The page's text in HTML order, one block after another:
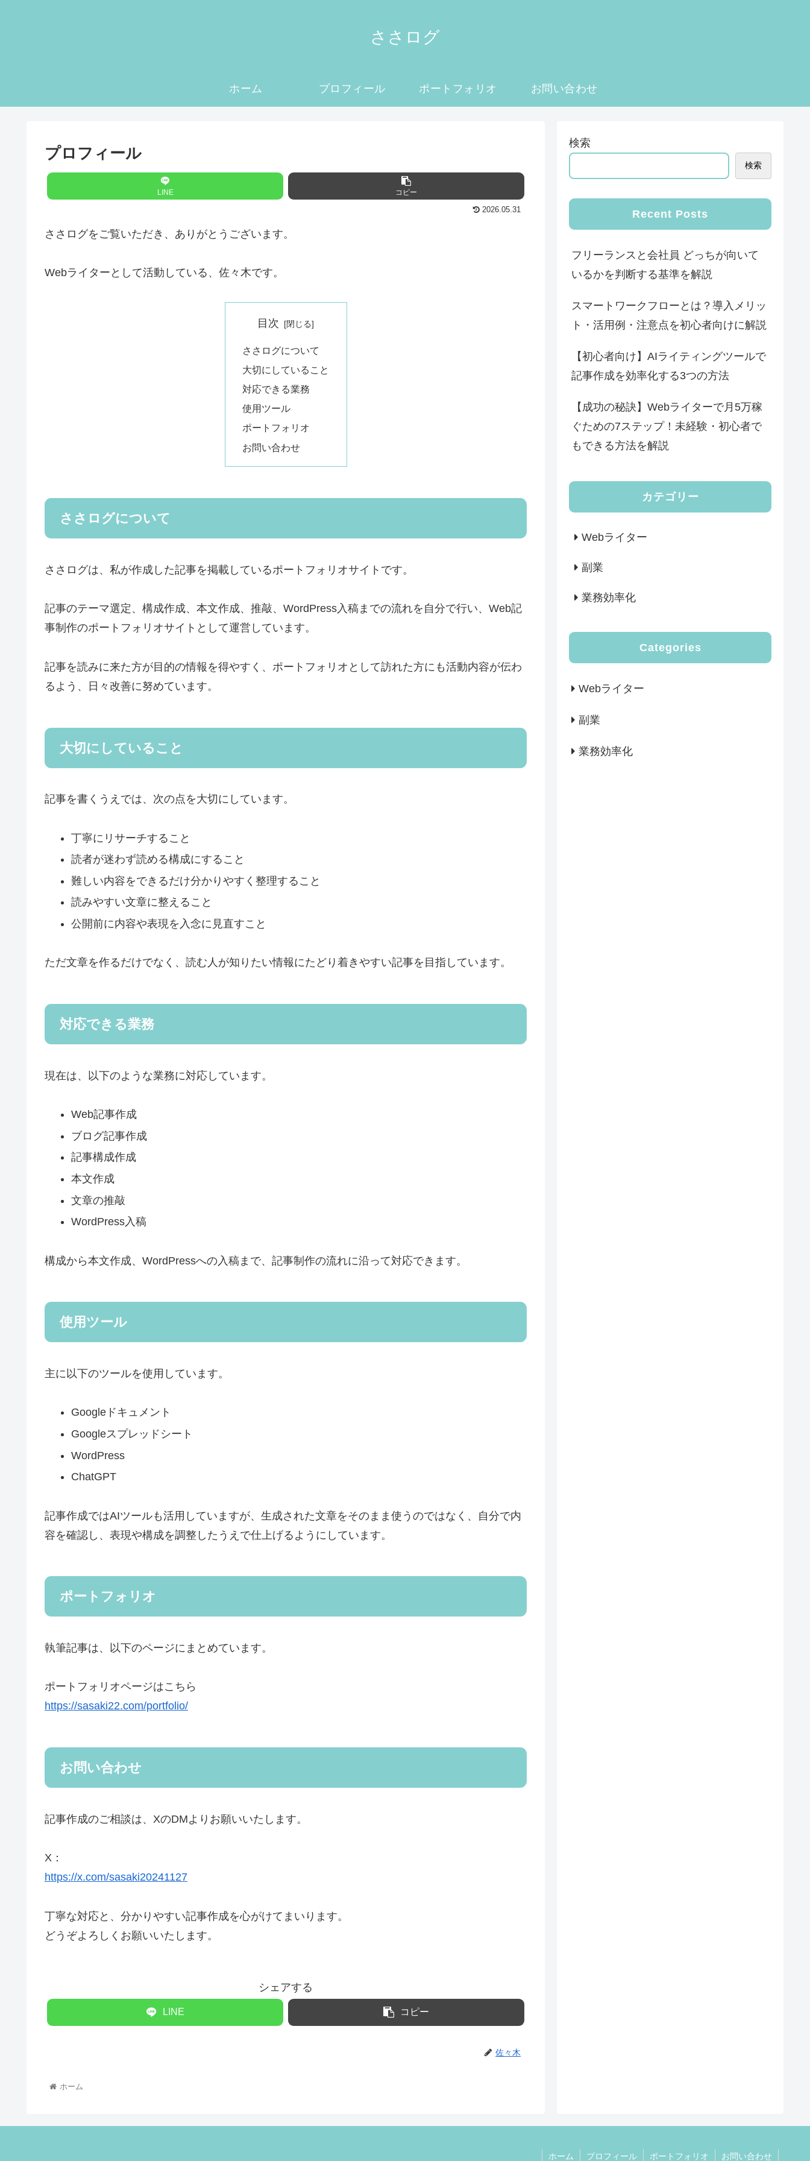
ささログ
ホーム プロフィール ポートフォリオ お問い合わせ
プロフィール
LINE コピー
2026.05.31
ささログをご覧いただき、ありがとうございます。
Webライターとして活動している、佐々木です。
目次
ささログについて
大切にしていること
対応できる業務
使用ツール
ポートフォリオ
お問い合わせ
ささログについて
ささログは、私が作成した記事を掲載しているポートフォリオサイトです。
記事のテーマ選定、構成作成、本文作成、推敲、WordPress入稿までの流れを自分で行い、Web記
事制作のポートフォリオサイトとして運営しています。
記事を読みに来た方が目的の情報を得やすく、ポートフォリオとして訪れた方にも活動内容が伝わ
るよう、日々改善に努めています。
大切にしていること
記事を書くうえでは、次の点を大切にしています。
丁寧にリサーチすること
読者が迷わず読める構成にすること
難しい内容をできるだけ分かりやすく整理すること
読みやすい文章に整えること
公開前に内容や表現を入念に見直すこと
ただ文章を作るだけでなく、読む人が知りたい情報にたどり着きやすい記事を目指しています。
対応できる業務
現在は、以下のような業務に対応しています。
Web記事作成
ブログ記事作成
記事構成作成
本文作成
文章の推敲
WordPress入稿
構成から本文作成、WordPressへの入稿まで、記事制作の流れに沿って対応できます。
使用ツール
主に以下のツールを使用しています。
Googleドキュメント
Googleスプレッドシート
WordPress
ChatGPT
記事作成ではAIツールも活用していますが、生成された文章をそのまま使うのではなく、自分で内
容を確認し、表現や構成を調整したうえで仕上げるようにしています。
ポートフォリオ
執筆記事は、以下のページにまとめています。
ポートフォリオページはこちら
https://sasaki22.com/portfolio/
お問い合わせ
記事作成のご相談は、XのDMよりお願いいたします。
X：
https://x.com/sasaki20241127
丁寧な対応と、分かりやすい記事作成を心がけてまいります。
どうぞよろしくお願いいたします。
シェアする
LINE コピー
佐々木
ホーム
検索
検索
Recent Posts
フリーランスと会社員 どっちが向いて
いるかを判断する基準を解説
スマートワークフローとは？導入メリッ
ト・活用例・注意点を初心者向けに解説
【初心者向け】AIライティングツールで
記事作成を効率化する3つの方法
【成功の秘訣】Webライターで月5万稼
ぐための7ステップ！未経験・初心者で
もできる方法を解説
カテゴリー
Webライター
副業
業務効率化
Categories
Webライター
副業
業務効率化
ホーム プロフィール ポートフォリオ お問い合わせ